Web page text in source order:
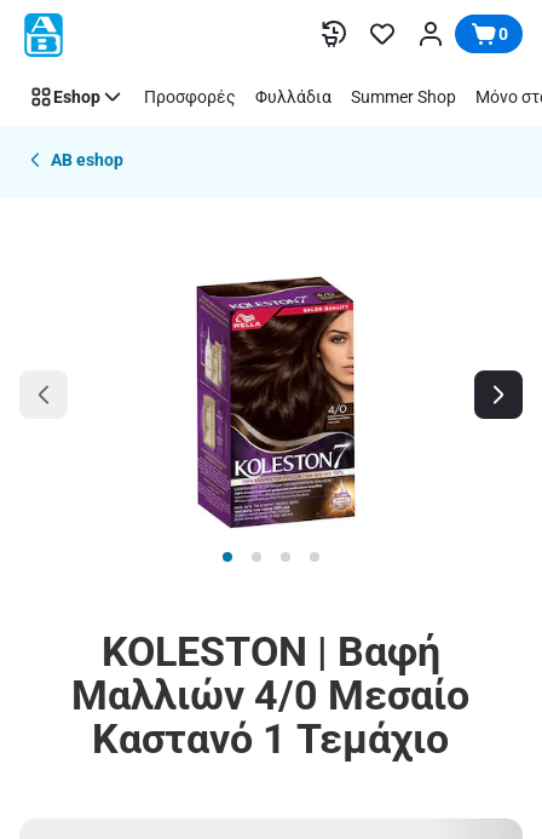
Παράλειψη 0
Eshop Προσφορές Φυλλάδια Summer Shop Μόνο
AB eshop
KOLESTON | Βαφή
Μαλλιών 4/0 Μεσαίο
Καστανό 1 Τεμάχιο